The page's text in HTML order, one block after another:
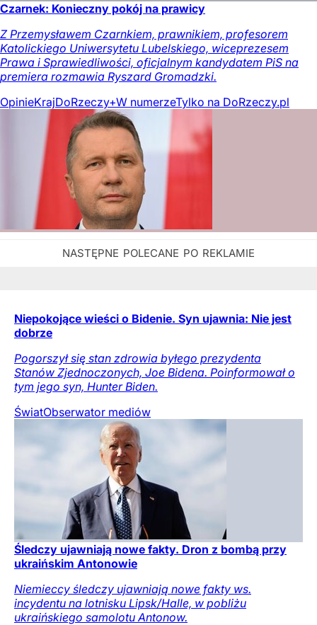
Czarnek: Konieczny pokój na prawicy
Z Przemysławem Czarnkiem, prawnikiem, profesorem
Katolickiego Uniwersytetu Lubelskiego, wiceprezesem
Prawa i Sprawiedliwości, oficjalnym kandydatem PiS na
premiera rozmawia Ryszard Gromadzki.
OpinieKrajDoRzeczy+W numerzeTylko na DoRzeczy.pl
Niepokojące wieści o Bidenie. Syn ujawnia: Nie jest
dobrze
Pogorszył się stan zdrowia byłego prezydenta
Stanów Zjednoczonych, Joe Bidena. Poinformował o
tym jego syn, Hunter Biden.
ŚwiatObserwator mediów
Śledczy ujawniają nowe fakty. Dron z bombą przy
ukraińskim Antonowie
Niemieccy śledczy ujawniają nowe fakty ws.
incydentu na lotnisku Lipsk/Halle, w pobliżu
ukraińskiego samolotu Antonow.